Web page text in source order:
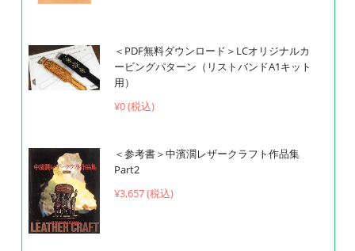
＜PDF無料ダウンロード＞LCオリジナルカ
ービングパターン（リストバンドA1キット
用）
¥0 (税込)
＜参考書＞中濱濶レザークラフト作品集
Part2
¥3,657 (税込)